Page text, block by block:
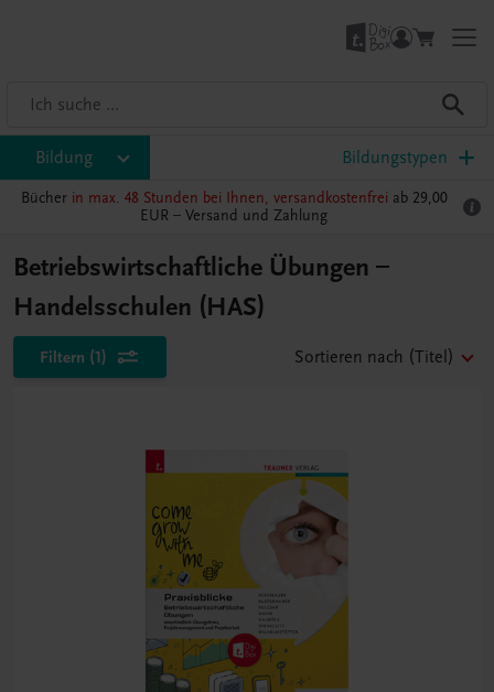
Bildung Bildungstypen
Bücher in max. 48 Stunden bei Ihnen, versandkostenfrei ab 29,00
EUR – Versand und Zahlung
Betriebswirtschaftliche Übungen –
Handelsschulen (HAS)
Filtern (1) Sortieren nach (Titel)